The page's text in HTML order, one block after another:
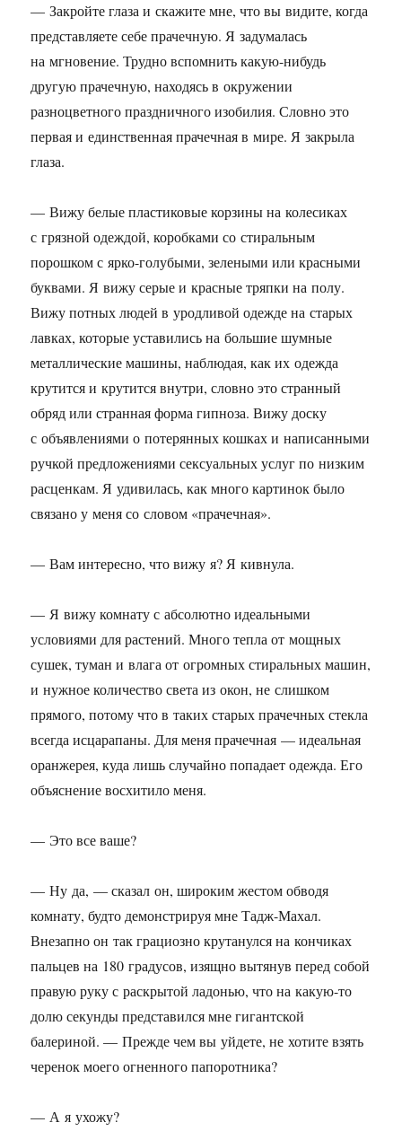
— Закройте глаза и скажите мне, что вы видите, когда
представляете себе прачечную. Я задумалась
на мгновение. Трудно вспомнить какую-нибудь
другую прачечную, находясь в окружении
разноцветного праздничного изобилия. Словно это
первая и единственная прачечная в мире. Я закрыла
глаза.
— Вижу белые пластиковые корзины на колесиках
с грязной одеждой, коробками со стиральным
порошком с ярко-голубыми, зелеными или красными
буквами. Я вижу серые и красные тряпки на полу.
Вижу потных людей в уродливой одежде на старых
лавках, которые уставились на большие шумные
металлические машины, наблюдая, как их одежда
крутится и крутится внутри, словно это странный
обряд или странная форма гипноза. Вижу доску
с объявлениями о потерянных кошках и написанными
ручкой предложениями сексуальных услуг по низким
расценкам. Я удивилась, как много картинок было
связано у меня со словом «прачечная».
— Вам интересно, что вижу я? Я кивнула.
— Я вижу комнату с абсолютно идеальными
условиями для растений. Много тепла от мощных
сушек, туман и влага от огромных стиральных машин,
и нужное количество света из окон, не слишком
прямого, потому что в таких старых прачечных стекла
всегда исцарапаны. Для меня прачечная — идеальная
оранжерея, куда лишь случайно попадает одежда. Его
объяснение восхитило меня.
— Это все ваше?
— Ну да, — сказал он, широким жестом обводя
комнату, будто демонстрируя мне Тадж-Махал.
Внезапно он так грациозно крутанулся на кончиках
пальцев на 180 градусов, изящно вытянув перед собой
правую руку с раскрытой ладонью, что на какую-то
долю секунды представился мне гигантской
балериной. — Прежде чем вы уйдете, не хотите взять
черенок моего огненного папоротника?
— А я ухожу?